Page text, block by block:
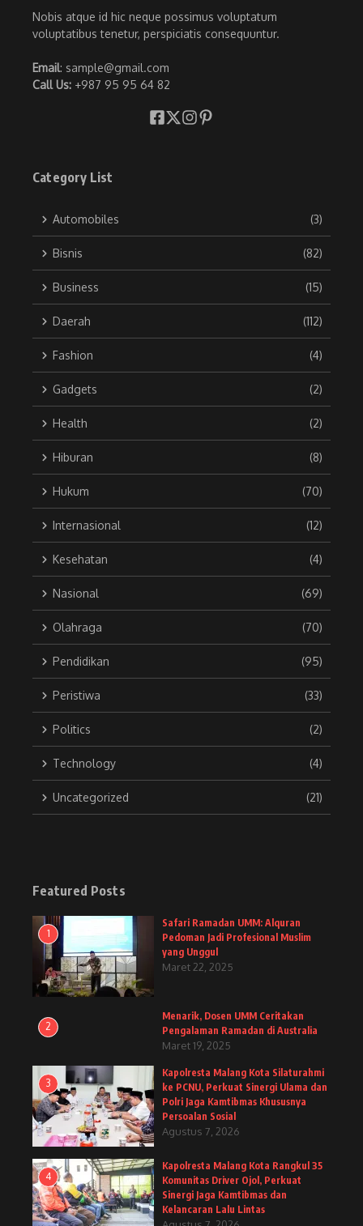
Nobis atque id hic neque possimus voluptatum
voluptatibus tenetur, perspiciatis consequuntur.
Email: sample@gmail.com
Call Us: +987 95 95 64 82
Category List
Automobiles (3)
Bisnis (82)
Business (15)
Daerah (112)
Fashion (4)
Gadgets (2)
Health (2)
Hiburan (8)
Hukum (70)
Internasional (12)
Kesehatan (4)
Nasional (69)
Olahraga (70)
Pendidikan (95)
Peristiwa (33)
Politics (2)
Technology (4)
Uncategorized (21)
Featured Posts
1
Safari Ramadan UMM: Alquran
Pedoman Jadi Profesional Muslim
yang Unggul
Maret 22, 2025
2
Menarik, Dosen UMM Ceritakan
Pengalaman Ramadan di Australia
Maret 19, 2025
3
Kapolresta Malang Kota Silaturahmi
ke PCNU, Perkuat Sinergi Ulama dan
Polri Jaga Kamtibmas Khususnya
Persoalan Sosial
Agustus 7, 2026
4
Kapolresta Malang Kota Rangkul 35
Komunitas Driver Ojol, Perkuat
Sinergi Jaga Kamtibmas dan
Kelancaran Lalu Lintas